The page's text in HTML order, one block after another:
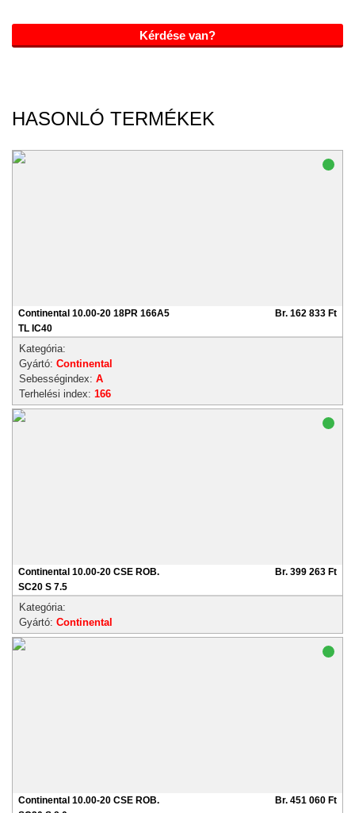
Kérdése van?
HASONLÓ TERMÉKEK
Continental 10.00-20 18PR 166A5
TL IC40
Br. 162 833 Ft
Kategória:
Gyártó: Continental
Sebességindex: A
Terhelési index: 166
Continental 10.00-20 CSE ROB.
SC20 S 7.5
Br. 399 263 Ft
Kategória:
Gyártó: Continental
Continental 10.00-20 CSE ROB.
Br. 451 060 Ft